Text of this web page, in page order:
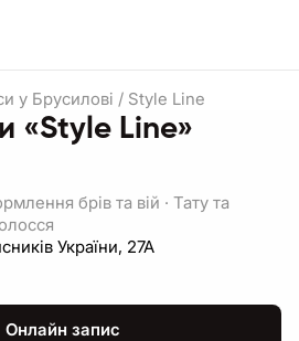
у Брусилові / Style Line
«Style Line»
брів та вій · Тату та
України, 27А
Онлайн запис